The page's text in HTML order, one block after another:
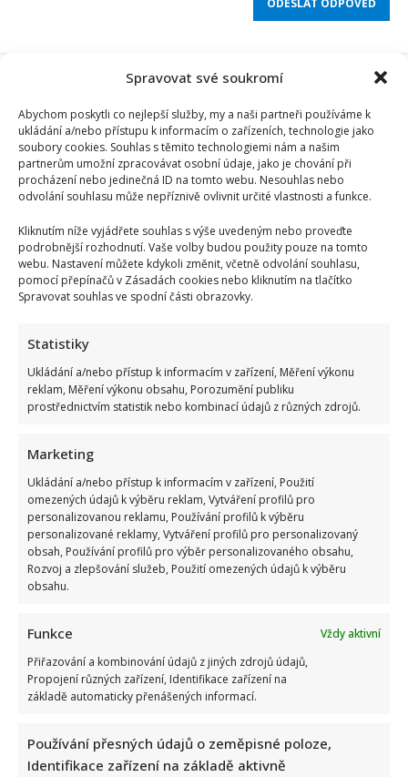
Spravovat své soukromí
Abychom poskytli co nejlepší služby, my a naši partneři používáme k
ukládání a/nebo přístupu k informacím o zařízeních, technologie jako
soubory cookies. Souhlas s těmito technologiemi nám a našim
partnerům umožní zpracovávat osobní údaje, jako je chování při
procházení nebo jedinečná ID na tomto webu. Nesouhlas nebo
odvolání souhlasu může nepříznivě ovlivnit určité vlastnosti a funkce.
Kliknutím níže vyjádřete souhlas s výše uvedeným nebo proveďte
podrobnější rozhodnutí. Vaše volby budou použity pouze na tomto
webu. Nastavení můžete kdykoli změnit, včetně odvolání souhlasu,
pomocí přepínačů v Zásadách cookies nebo kliknutím na tlačítko
Spravovat souhlas ve spodní části obrazovky.
Statistiky
Ukládání a/nebo přístup k informacím v zařízení, Měření výkonu
reklam, Měření výkonu obsahu, Porozumění publiku
prostřednictvím statistik nebo kombinací údajů z různých zdrojů.
Marketing
Ukládání a/nebo přístup k informacím v zařízení, Použití
omezených údajů k výběru reklam, Vytváření profilů pro
personalizovanou reklamu, Používání profilů k výběru
personalizované reklamy, Vytváření profilů pro personalizovaný
obsah, Používání profilů pro výběr personalizovaného obsahu,
Rozvoj a zlepšování služeb, Použití omezených údajů k výběru
obsahu.
Funkce
Vždy aktivní
Přiřazování a kombinování údajů z jiných zdrojů údajů,
Propojení různých zařízení, Identifikace zařízení na
základě automaticky přenášených informací.
Používání přesných údajů o zeměpisné poloze,
Identifikace zařízení na základě aktivně
Kvíz pro milovníky češtiny: 10 otázek na slovní zásobu
odhalí, kdo patří mezi jazykové experty
Autor: Richard Touš
6. 8. 2026
správně doplnit 10/10 bez chyby
Autor: Richard Touš
6. 8. 2026